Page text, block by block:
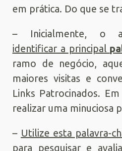
em prática. Do que se
– Inicialmente, o
identificar a principal
ramo de negócio,
maiores visitas e
Links Patrocinados.
realizar uma minuciosa
– Utilize esta palavra-
para pesquisar e